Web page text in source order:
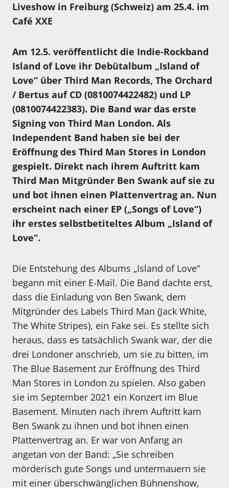
Liveshow in Freiburg (Schweiz) am 25.4. im
Café XXE
Am 12.5. veröffentlicht die Indie-Rockband
Island of Love ihr Debütalbum „Island of
Love“ über Third Man Records, The Orchard
/ Bertus auf CD (0810074422482) und LP
(0810074422383). Die Band war das erste
Signing von Third Man London. Als
Independent Band haben sie bei der
Eröffnung des Third Man Stores in London
gespielt. Direkt nach ihrem Auftritt kam
Third Man Mitgründer Ben Swank auf sie zu
und bot ihnen einen Plattenvertrag an. Nun
erscheint nach einer EP („Songs of Love“)
ihr erstes selbstbetiteltes Album „Island of
Love“.
Die Entstehung des Albums „Island of Love“
begann mit einer E-Mail. Die Band dachte erst,
dass die Einladung von Ben Swank, dem
Mitgründer des Labels Third Man (Jack White,
The White Stripes), ein Fake sei. Es stellte sich
heraus, dass es tatsächlich Swank war, der die
drei Londoner anschrieb, um sie zu bitten, im
The Blue Basement zur Eröffnung des Third
Man Stores in London zu spielen. Also gaben
sie im September 2021 ein Konzert im Blue
Basement. Minuten nach ihrem Auftritt kam
Ben Swank zu ihnen und bot ihnen einen
Plattenvertrag an. Er war von Anfang an
angetan von der Band: „Sie schreiben
mörderisch gute Songs und untermauern sie
mit einer überschwänglichen Bühnenshow,